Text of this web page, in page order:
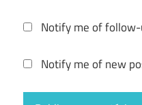
Notify me of
Notify me of new